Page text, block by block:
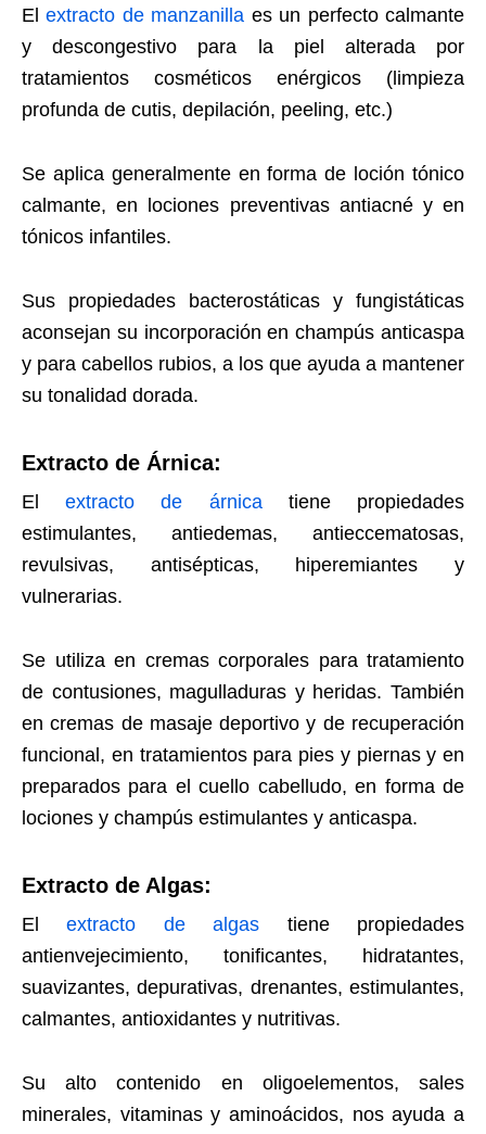
Elextracto de manzanilla es un perfecto calmante
y descongestivo para la piel alterada por
tratamientos cosméticos enérgicos (limpieza
profunda de cutis, depilación, peeling, etc.)
Se aplica generalmente en forma de loción tónico
calmante, en lociones preventivas antiacné y en
tónicos infantiles.
Sus propiedades bacterostáticas y fungistáticas
aconsejan su incorporación en champús anticaspa
y para cabellos rubios, a los que ayuda a mantener
su tonalidad dorada.
Extracto de Árnica:
Elextracto de árnicatiene propiedades
estimulantes, antiedemas, antieccematosas,
revulsivas, antisépticas, hiperemiantes y
vulnerarias.
Se utiliza en cremas corporales para tratamiento
de contusiones, magulladuras y heridas. También
en cremas de masaje deportivo y de recuperación
funcional, en tratamientos para pies y piernas y en
preparados para el cuello cabelludo, en forma de
lociones y champús estimulantes y anticaspa.
Extracto de Algas:
Elextracto de algas tiene propiedades
antienvejecimiento, tonificantes, hidratantes,
suavizantes, depurativas, drenantes, estimulantes,
calmantes, antioxidantes y nutritivas.
Su alto contenido en oligoelementos, sales
minerales, vitaminas y aminoácidos, nos ayuda a